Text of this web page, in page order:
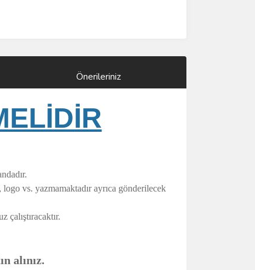
Önerileriniz
vs. yazmamaktadır ayrıca gönderilecek
çalıştıracaktır.
alınız.